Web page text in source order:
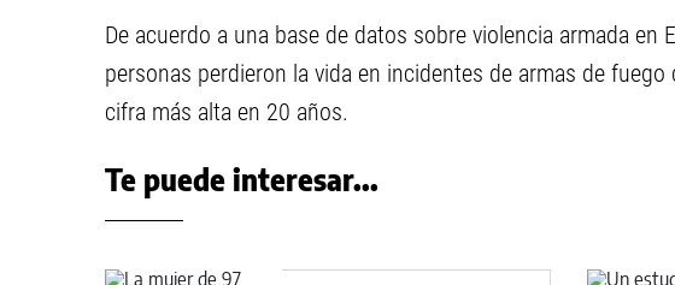
De acuerdo a una base de datos sobre violencia armada en
personas perdieron la vida en incidentes de armas de
cifra más alta en 20 años.
Te puede interesar...